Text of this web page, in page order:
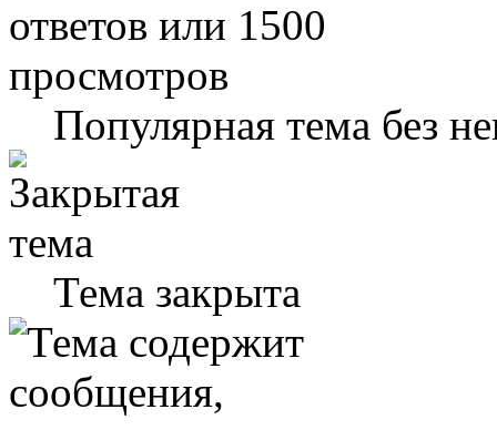
Популярная тема без
Тема закрыта